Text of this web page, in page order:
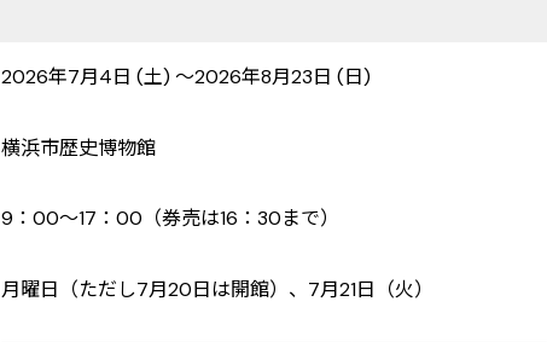
2026年7月4日 (土) ～2026年8月23日 (日)
横浜市歴史博物館
9：00～17：00（券売は16：30まで）
月曜日（ただし7月20日は開館）、7月21日（火）